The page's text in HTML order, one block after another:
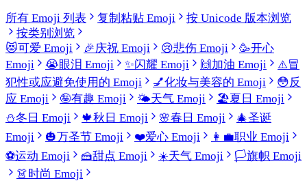
所有 Emoji 列表
复制粘贴 Emoji
按 Unicode 版本浏览
按类别浏览
😻可爱 Emoji 🎉庆祝 Emoji 😢悲伤 Emoji 🥳开心
Emoji
😭眼泪 Emoji ✨闪耀 Emoji 🙌 加油 Emoji ⚠️冒
犯性或应避免使用的 Emoji
💅化妆与美容的 Emoji 😳反
应 Emoji
🤪有趣 Emoji 🌤️天气 Emoji 🏖️夏日 Emoji
⛄冬日 Emoji 🍁秋日 Emoji 🌸春日 Emoji 🎄圣诞
Emoji
🎃万圣节 Emoji ❤️爱心 Emoji 👩‍💼职业 Emoji
⚽运动 Emoji 🍰甜点 Emoji ☀️天气 Emoji 🏳️旗帜 Emoji
👗时尚 Emoji